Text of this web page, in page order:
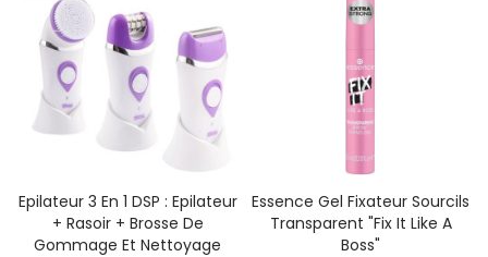
Epilateur 3 En 1 DSP : Epilateur
+ Rasoir + Brosse De
Gommage Et Nettoyage
Essence Gel Fixateur Sourcils
Transparent "Fix It Like A
Boss"